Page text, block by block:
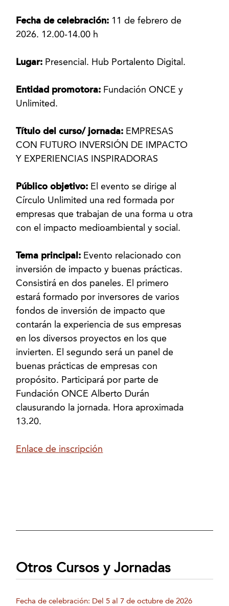
Fecha de celebración: 11 de febrero de
2026. 12.00-14.00 h
Lugar: Presencial. Hub Portalento Digital.
Entidad promotora: Fundación ONCE y
Unlimited.
Título del curso/ jornada: EMPRESAS
CON FUTURO INVERSIÓN DE IMPACTO
Y EXPERIENCIAS INSPIRADORAS
Público objetivo: El evento se dirige al
Círculo Unlimited una red formada por
empresas que trabajan de una forma u otra
con el impacto medioambiental y social.
Tema principal: Evento relacionado con
inversión de impacto y buenas prácticas.
Consistirá en dos paneles. El primero
estará formado por inversores de varios
fondos de inversión de impacto que
contarán la experiencia de sus empresas
en los diversos proyectos en los que
invierten. El segundo será un panel de
buenas prácticas de empresas con
propósito. Participará por parte de
Fundación ONCE Alberto Durán
clausurando la jornada. Hora aproximada
13.20.
Enlace de inscripción
Otros Cursos y Jornadas
Fecha de celebración: Del 5 al 7 de octubre de 2026